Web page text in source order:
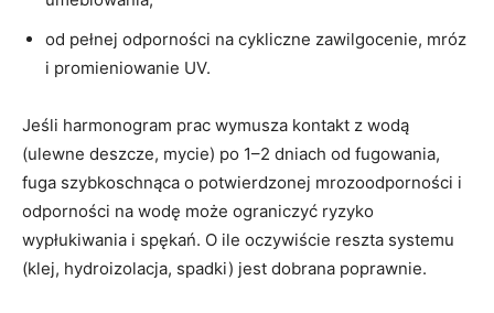
od pełnej odporności na cykliczne zawilgocenie, mróz
i promieniowanie UV.
Jeśli harmonogram prac wymusza kontakt z wodą
(ulewne deszcze, mycie) po 1–2 dniach od fugowania,
fuga szybkoschnąca o potwierdzonej mrozoodporności i
odporności na wodę może ograniczyć ryzyko
wypłukiwania i spękań. O ile oczywiście reszta systemu
(klej, hydroizolacja, spadki) jest dobrana poprawnie.